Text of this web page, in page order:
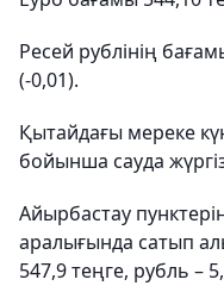
Ресей рублінің
(-0,01).
Қытайдағы мереке
бойынша сауда
Айырбастау
аралығында сатып
547,9 теңге, рубль –